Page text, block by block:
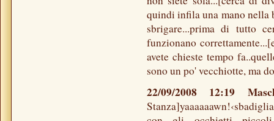
quindi infila una mano nella
sbrigare...prima di tutto
funzionano
avete chieste tempo
sono un po' vecchiotte, ma
22/09/2008 12:19